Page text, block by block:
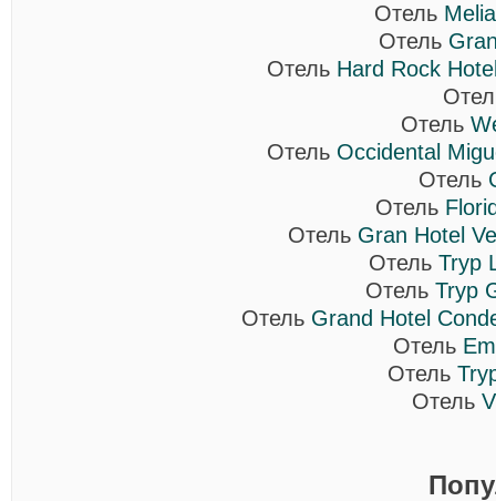
Отель
Отель
Отель Hard Rock
Отель
Отель Occidental
Отель
Отель
Отель Gran Hotel
Отель Tryp
Отель Tryp
Отель Grand Hotel
Отель
Отель
Отель